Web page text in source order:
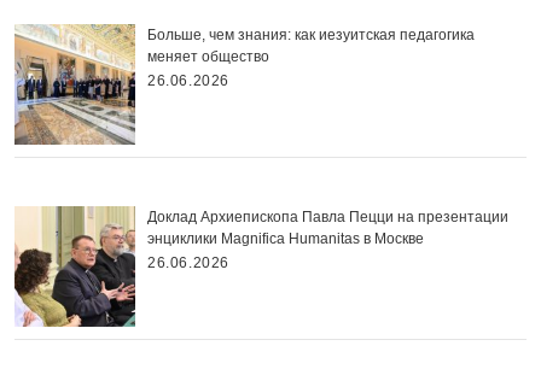
Больше, чем знания: как иезуитская педагогика
меняет общество
26.06.2026
Доклад Архиепископа Павла Пецци на презентации
энциклики Magnifica Нumanitas в Москве
26.06.2026